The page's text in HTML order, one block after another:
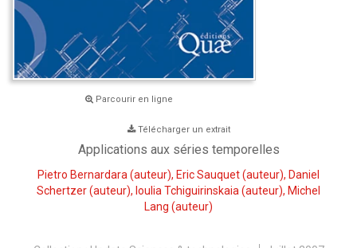
Parcourir en ligne
Télécharger un extrait
Applications aux séries temporelles
Pietro Bernardara (auteur), Eric Sauquet(auteur), Daniel
Schertzer(auteur), Ioulia Tchiguirinskaia (auteur), Michel
Lang (auteur)